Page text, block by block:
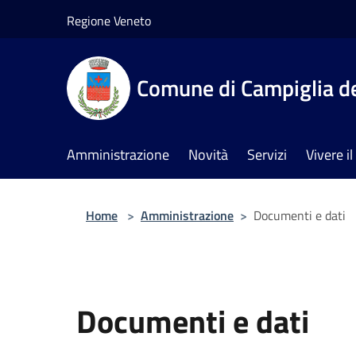
Regione Veneto
Comune di Campiglia
Amministrazione Novità Servizi Vivere
Home > Amministrazione > Documenti e dati
Documenti e dati